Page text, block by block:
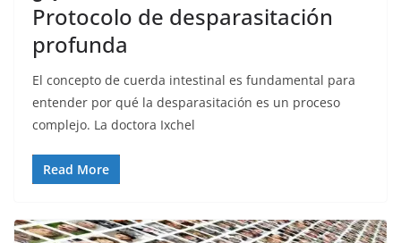
Protocolo de desparasitación
profunda
El concepto de cuerda intestinal es fundamental para
entender por qué la desparasitación es un proceso
complejo. La doctora Ixchel
Read More